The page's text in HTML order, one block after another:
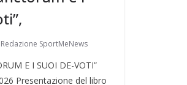
Redazione SportMeNews
E I SUOI DE-VOTI”
Presentazione del libro